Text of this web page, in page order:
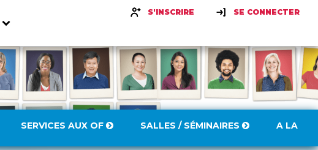
S'INSCRIRE SE CONNECTER
SERVICES AUX OF SALLES / SÉMINAIRES
A LA